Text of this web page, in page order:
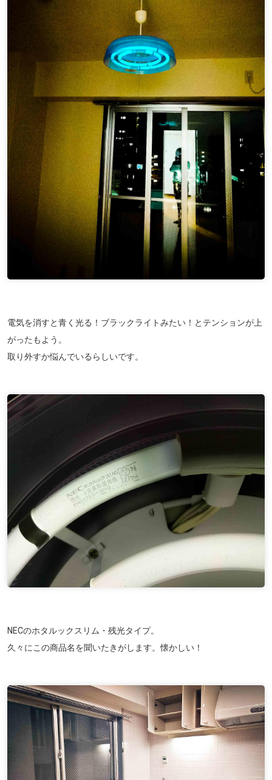
電気を消すと青く光る！ブラックライトみたい！ とテンションが上
がったもよう。
取り外すか悩んでいるらしいです。
NECのホタルックスリム・残光タイプ。
久々にこの商品名を聞いたきがします。懐かしい！